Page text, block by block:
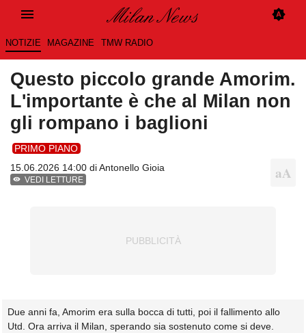
NOTIZIE MAGAZINE TMW RADIO
Questo piccolo grande Amorim.
L'importante è che al Milan non
gli rompano i baglioni
PRIMO PIANO
15.06.2026 14:00 diAntonello Gioia
VEDI LETTURE
Due anni fa, Amorim era sulla bocca di tutti, poi il fallimento allo
Utd. Ora arriva il Milan, sperando sia sostenuto come si deve.